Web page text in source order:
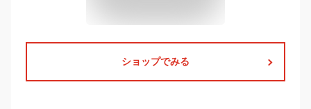
ショップでみる